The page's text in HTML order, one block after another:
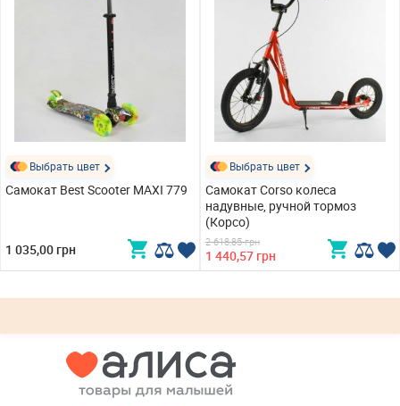
Выбрать цвет
Самокат Best Scooter MAXI 779
1 035,00 грн
Выбрать цвет
Самокат Corso колеса
надувные, ручной тормоз
(Корсо)
2 618,85 грн
1 440,57 грн